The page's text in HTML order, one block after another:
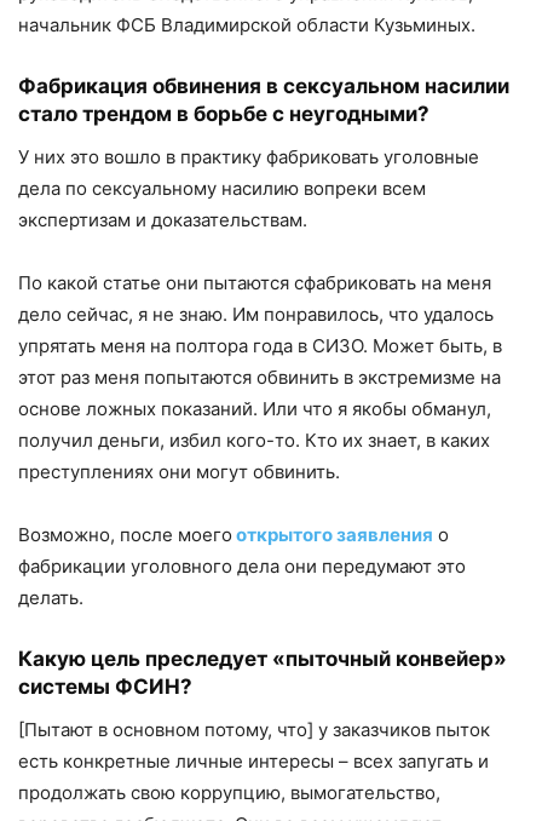
начальник ФСБ Владимирской области Кузьминых.
Фабрикация обвинения в сексуальном насилии
стало трендом в борьбе с неугодными?
У них это вошло в практику фабриковать уголовные
дела по сексуальному насилию вопреки всем
экспертизам и доказательствам.
По какой статье они пытаются сфабриковать на меня
дело сейчас, я не знаю. Им понравилось, что удалось
упрятать меня на полтора года в СИЗО. Может быть, в
этот раз меня попытаются обвинить в экстремизме на
основе ложных показаний. Или что я якобы обманул,
получил деньги, избил кого-то. Кто их знает, в каких
преступлениях они могут обвинить.
Возможно, после моего открытого заявления о
фабрикации уголовного дела они передумают это
делать.
Какую цель преследует «пыточный конвейер»
системы ФСИН?
[Пытают в основном потому, что] у заказчиков пыток
есть конкретные личные интересы – всех запугать и
продолжать свою коррупцию, вымогательство,